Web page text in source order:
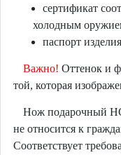
сертификат
холодным
паспорт изделия
Важно! Оттенок и
той, которая
Нож подарочный
не относится к
Соответствует